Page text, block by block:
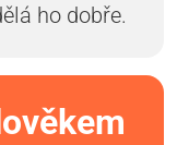
ho dobře.